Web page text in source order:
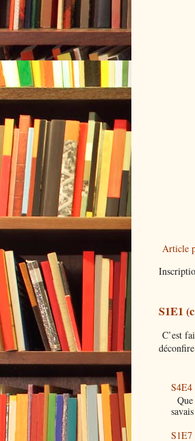
Article
S1E1
C’est
S4E4